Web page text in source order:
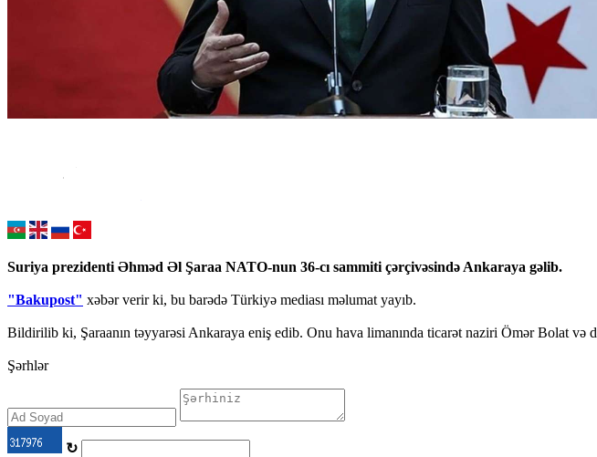
Suriya prezidenti Əhməd Əl Şaraa NATO-nun 36-cı sammiti çərçivəsində Ankaraya gəlib.
"Bakupost" xəbər verir ki, bu barədə Türkiyə mediası məlumat yayıb.
Bildirilib ki, Şaraanın təyyarəsi Ankaraya eniş edib. Onu hava limanında ticarət naziri Ömər Bolat və
Şərhlər
↻